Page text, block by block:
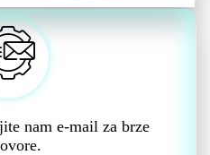
nam e-mail za brze